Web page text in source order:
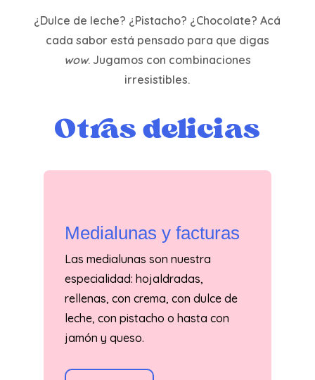
¿Dulce de leche? ¿Pistacho? ¿Chocolate? Acá
cada sabor está pensado para que digas
wow. Jugamos con combinaciones
irresistibles.
Otras delicias
Medialunas y facturas
Las medialunas son nuestra
especialidad: hojaldradas,
rellenas, con crema, con dulce de
leche, con pistacho o hasta con
jamón y queso.